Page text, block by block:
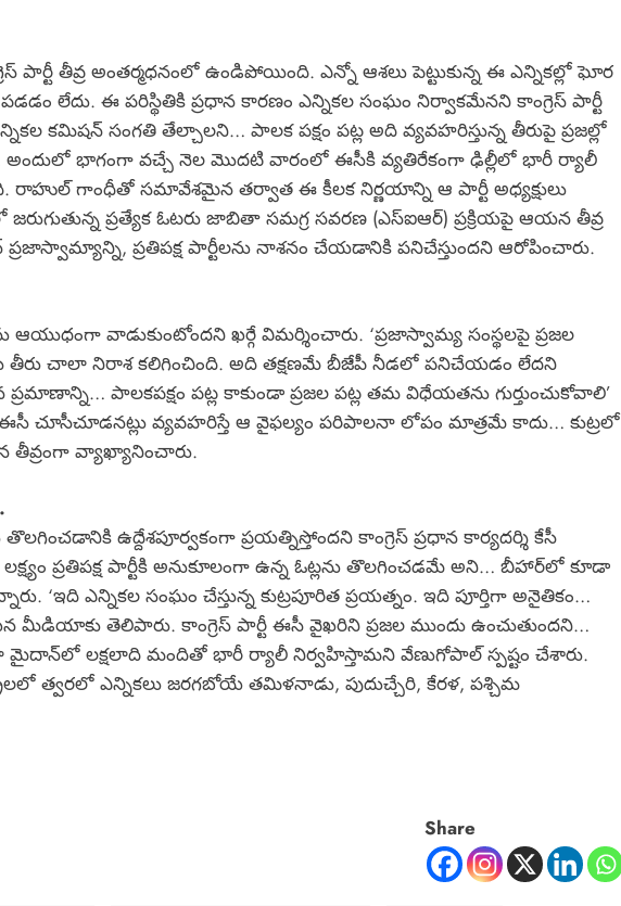
తీవ్ర అంతర్మధనంలో ఉండిపోయింది. ఎన్నో ఆశలు పెట్టుకున్న ఈ ఎన్నికల్లో ఘోర
లేదు. ఈ పరిస్థితికి ప్రధాన కారణం ఎన్నికల సంఘం నిర్వాకమేనని కాంగ్రెస్ పార్టీ
కమిషన్ సంగతి తేల్చాలని… పాలక పక్షం పట్ల అది వ్యవహరిస్తున్న తీరుపై ప్రజల్లో
అందులో భాగంగా వచ్చే నెల మొదటి వారంలో ఈసీకి వ్యతిరేకంగా ఢిల్లీలో భారీ ర్యాలీ
రాహుల్ గాంధీతో సమావేశమైన తర్వాత ఈ కీలక నిర్ణయాన్ని ఆ పార్టీ అధ్యక్షులు
జరుగుతున్న ప్రత్యేక ఓటరు జాబితా సమగ్ర సవరణ (ఎస్‌ఐఆర్) ప్రక్రియపై ఆయన తీవ్ర
ప్రతిపక్ష పార్టీలను నాశనం చేయడానికి పనిచేస్తుందని ఆరోపించారు.
ఆయుధంగా వాడుకుంటోందని ఖర్గే విమర్శించారు. ‘ప్రజాస్వామ్య సంస్థలపై ప్రజల
తీరు చాలా నిరాశ కలిగించింది. అది తక్షణమే బీజేపీ నీడలో పనిచేయడం లేదని
పాలకపక్షం పట్ల కాకుండా ప్రజల పట్ల తమ విధేయతను గుర్తుంచుకోవాలి’
చూసీచూడనట్లు వ్యవహరిస్తే ఆ వైఫల్యం పరిపాలనా లోపం మాత్రమే కాదు… కుట్రలో
వ్యాఖ్యానించారు.
తొలగించడానికి ఉద్దేశపూర్వకంగా ప్రయత్నిస్తోందని కాంగ్రెస్ ప్రధాన కార్యదర్శి కేసీ
ప్రతిపక్ష పార్టీకి అనుకూలంగా ఉన్న ఓట్లను తొలగించడమే అని… బీహార్‌లో కూడా
‘ఇది ఎన్నికల సంఘం చేస్తున్న కుట్రపూరిత ప్రయత్నం. ఇది పూర్తిగా అనైతికం…
మీడియాకు తెలిపారు. కాంగ్రెస్ పార్టీ ఈసీ వైఖరిని ప్రజల ముందు ఉంచుతుందని…
లక్షలాది మందితో భారీ ర్యాలీ నిర్వహిస్తామని వేణుగోపాల్ స్పష్టం చేశారు.
త్వరలో ఎన్నికలు జరగబోయే తమిళనాడు, పుదుచ్చేరి, కేరళ, పశ్చిమ
Share